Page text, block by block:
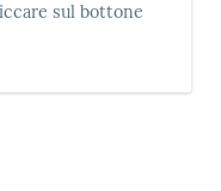
sul bottone